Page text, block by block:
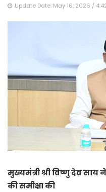
Update Date: May 16, 2026 /
मुख्यमंत्री श्री विष्णु देव
की समीक्षा की